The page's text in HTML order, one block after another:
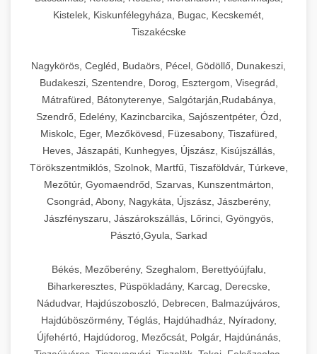
Kistelek, Kiskunfélegyháza, Bugac, Kecskemét,
Tiszakécske
Nagykörös, Cegléd, Budaörs, Pécel, Gödöllő, Dunakeszi,
Budakeszi, Szentendre, Dorog, Esztergom, Visegrád,
Mátrafüred, Bátonyterenye, Salgótarján,Rudabánya,
Szendrő, Edelény, Kazincbarcika, Sajószentpéter, Ózd,
Miskolc, Eger, Mezőkövesd, Füzesabony, Tiszafüred,
Heves, Jászapáti, Kunhegyes, Újszász, Kisújszállás,
Törökszentmiklós, Szolnok, Martfű, Tiszaföldvár, Túrkeve,
Mezőtúr, Gyomaendrőd, Szarvas, Kunszentmárton,
Csongrád, Abony, Nagykáta, Újszász, Jászberény,
Jászfényszaru, Jászárokszállás, Lőrinci, Gyöngyös,
Pásztó,Gyula, Sarkad
Békés, Mezőberény, Szeghalom, Berettyóújfalu,
Biharkeresztes, Püspökladány, Karcag, Derecske,
Nádudvar, Hajdúszoboszló, Debrecen, Balmazújváros,
Hajdúböszörmény, Téglás, Hajdúhadház, Nyíradony,
Újfehértó, Hajdúdorog, Mezőcsát, Polgár, Hajdúnánás,